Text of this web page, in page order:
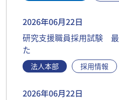
2026年06月22日
研究支援職員採用試験
た
法人本部 採用情報
2026年06月22日